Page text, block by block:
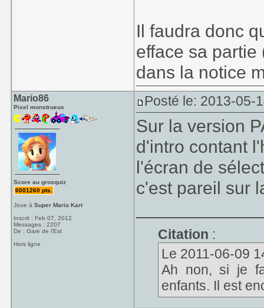
Il faudra donc
efface sa
dans la notice
Mario86
Pixel monstrueux
Score au grosquiz
0001260 pts.
Joue àSuper Mario Kart
Inscrit : Feb 07, 2012
Messages : 2207
De : Gare de l'Est
Hors ligne
Posté le: 2013-05-
Sur la version
d'intro contant
l'écran de
c'est pareil sur
Citation :
Le 2011-06-09
Ah non, si je
enfants. Il est